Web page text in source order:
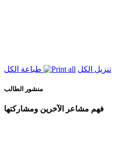
تنزيل الكل طباعة الكل
منشور الطالب
فهم مشاعر الآخرين ومشاركتها